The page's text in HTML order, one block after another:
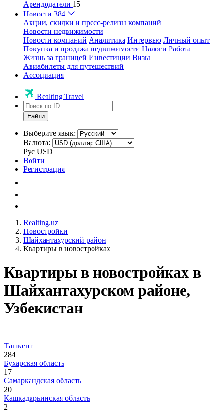
Арендодатели 15
Новости 384
Акции, скидки и пресс-релизы компаний
Новости недвижимости
Новости компаний Аналитика Интервью Личный опыт
Покупка и продажа недвижимости Налоги Работа
Жизнь за границей Инвестиции Визы
Авиабилеты для путешествий
Ассоциация
Realting Travel
Найти
Выберите язык:
Валюта:
Рус USD
Войти
Регистрация
Realting.uz
Новостройки
Шайхантахурский район
Квартиры в новостройках
Квартиры в новостройках в
Шайхантахурском районе,
Узбекистан
Ташкент
284
Бухарская область
17
Самаркандская область
20
Кашкадарьинская область
2